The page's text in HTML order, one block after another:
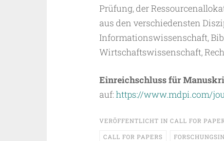
Prüfung, der
aus den verschiedensten
Informationswissenschaft,
Wirtschaftswissenschaft,
Einreichschluss für
auf:https://www.mdpi.com/
VERÖFFENTLICHT IN CALL FOR
CALL FOR PAPERS